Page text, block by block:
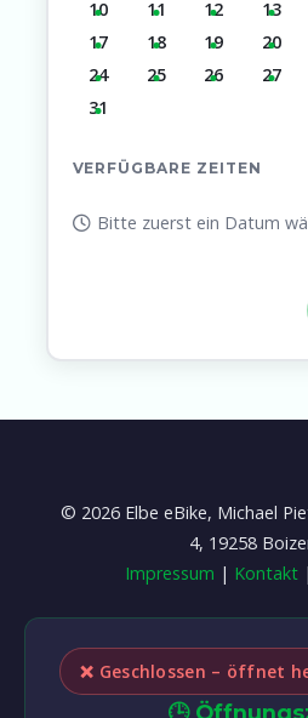
10
11 12 13
17
18 19 20
24
25 26 27
31
VERFÜGBARE ZEITEN
Bitte zuerst ein Datum
© 2026Elbe eBike, Michael
4, 19258
Impressum | Kontakt|
❌ Geschlossen – öffnet
🕒